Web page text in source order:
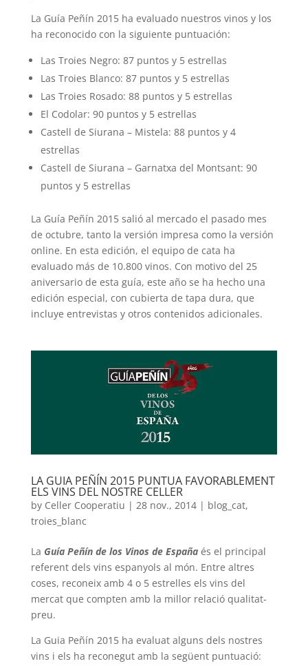
La Guía Peñín 2015 ha evaluado nuestros vinos y los
ha reconocido con la siguiente puntuación:
Las Troies Negro: 87 puntos y 5 estrellas
Las Troies Blanco: 87 puntos y 5 estrellas
Las Troies Rosado: 88 puntos y 5 estrellas
El Codolar: 90 puntos y 5 estrellas
Castell de Siurana – Mistela: 88 puntos y 4
estrellas
Castell de Siurana – Garnatxa del Montsant: 90
puntos y 5 estrellas
La Guía Peñín 2015 salió al mercado el pasado mes
de octubre, tanto la versión impresa como la versión
online. En esta edición, el equipo de cata ha
evaluado más de 10.800 vinos. Con motivo del 25
aniversario de esta guía, este año se ha hecho una
edición especial, con cubierta de tapa dura, que
incluye entrevistas y otros contenidos adicionales.
LA GUIA PEÑÍN 2015 PUNTUA FAVORABLEMENT
ELS VINS DEL NOSTRE CELLER
by Celler Cooperatiu | 28 nov., 2014| blog_cat,
troies_blanc
La Guía Peñín de los Vinos de Españaés el principal
referent dels vins espanyols al món. Entre altres
coses, reconeix amb 4 o 5 estrelles els vins del
mercat que compten amb la millor relació qualitat-
preu.
La Guia Peñín 2015 ha evaluat alguns dels nostres
vins i els ha reconegut amb la següent puntuació: